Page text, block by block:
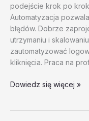
podejście krok po
Automatyzacja
błędów. Dobrze
utrzymaniu i
zautomatyzować
kliknięcia. Praca na
Automatyzacja
Dowiedz się więcej »